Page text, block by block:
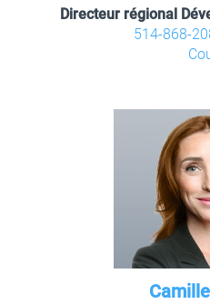
Directeur régional
514-868-